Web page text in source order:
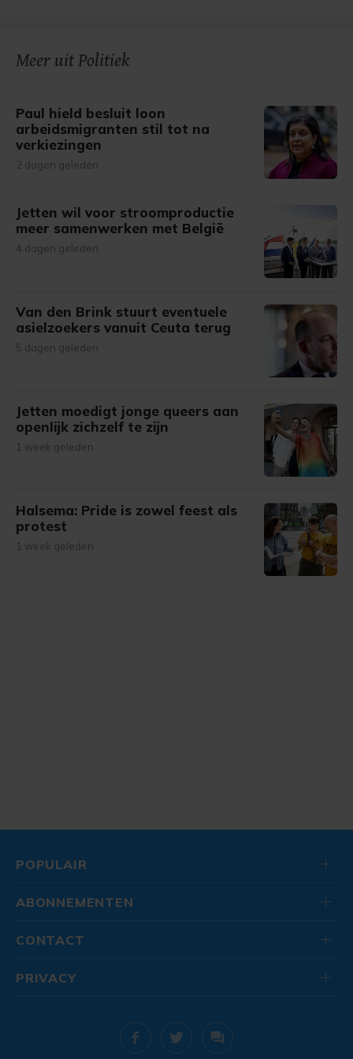
Meer uit Politiek
Paul hield besluit loon
arbeidsmigranten stil tot na
verkiezingen
2 dagen geleden
Jetten wil voor stroomproductie
meer samenwerken met België
4 dagen geleden
Van den Brink stuurt eventuele
asielzoekers vanuit Ceuta terug
5 dagen geleden
Jetten moedigt jonge queers aan
openlijk zichzelf te zijn
1 week geleden
Halsema: Pride is zowel feest als
protest
1 week geleden
POPULAIR
ABONNEMENTEN
CONTACT
PRIVACY